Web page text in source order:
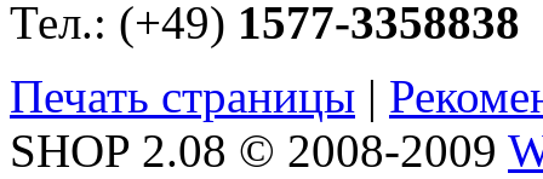
Тел.: (+49) 1577-3358838
Печать страницы |
SHOP 2.08 © 2008-2009